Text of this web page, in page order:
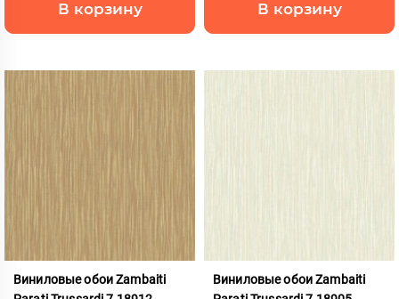
В корзину В корзину
Виниловые обои Zambaiti
Виниловые обои Zambaiti